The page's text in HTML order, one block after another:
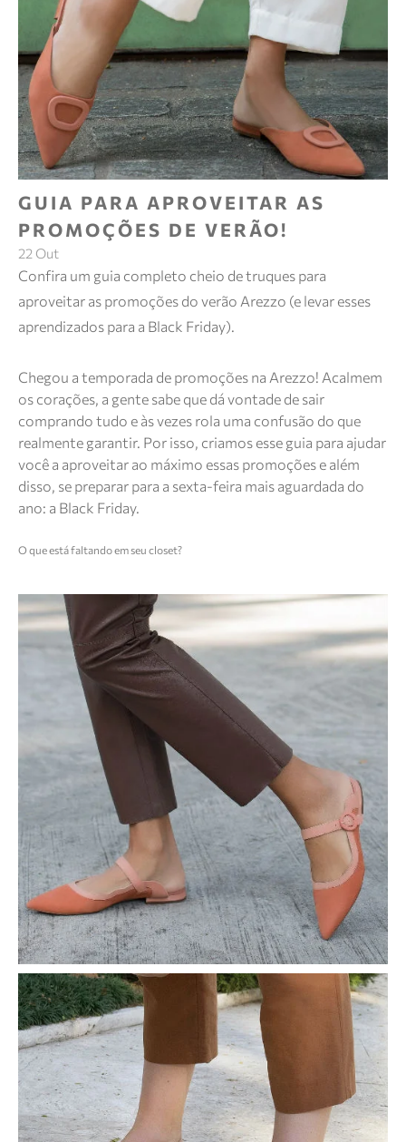
GUIA PARA APROVEITAR AS
PROMOÇÕES DE VERÃO!
22 Out
Confira um guia completo cheio de truques para
aproveitar as promoções do verão Arezzo (e levar esses
aprendizados para a Black Friday).
Chegou a temporada de promoções na Arezzo! Acalmem
os corações, a gente sabe que dá vontade de sair
comprando tudo e às vezes rola uma confusão do que
realmente garantir. Por isso, criamos esse guia para ajudar
você a aproveitar ao máximo essas promoções e além
disso, se preparar para a sexta-feira mais aguardada do
ano: a Black Friday.
O que está faltando em seu closet?